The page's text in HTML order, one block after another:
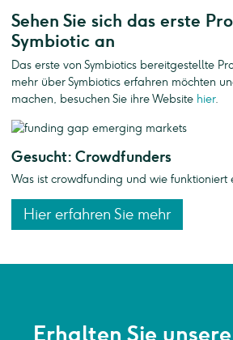
Sehen Sie sich das erste
Symbiotic an
Das erste von Symbiotics bereitgestellte
mehr über Symbiotics erfahren möchten
machen, besuchen Sie ihre Website hier.
Gesucht: Crowdfunders
Was ist crowdfunding und wie funktioniert
Hier erfahren Sie mehr
Erhalten Sie